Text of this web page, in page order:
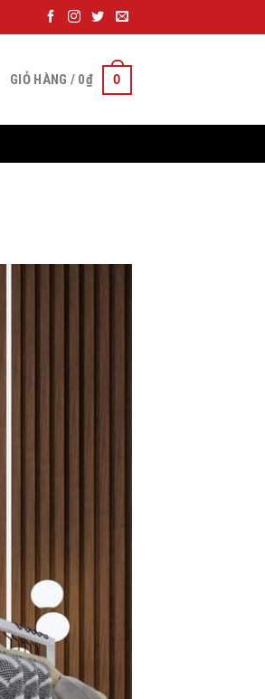
GIỎ HÀNG / 0₫ 0